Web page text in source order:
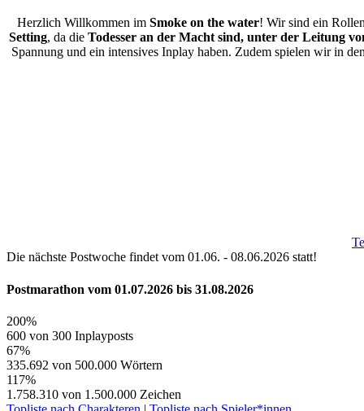
Herzlich Willkommen im Smoke on the water! Wir sind ein
Setting, da die Todesser an der Macht sind, unter der Leitung
Spannung und ein intensives Inplay haben. Zudem spielen wir in den
Die nächste Postwoche findet vom 01.06. - 08.06.2026 statt!
Postmarathon vom 01.07.2026 bis 31.08.2026
200%
600 von 300 Inplayposts
67%
335.692 von 500.000 Wörtern
117%
1.758.310 von 1.500.000 Zeichen